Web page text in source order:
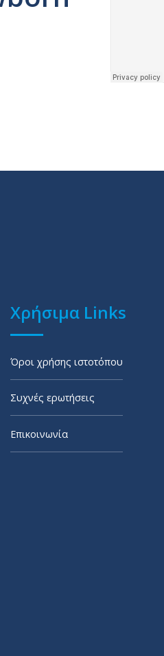
Χρήσιμα Links
Όροι χρήσης ιστοτόπου
Συχνές ερωτήσεις
Επικοινωνία